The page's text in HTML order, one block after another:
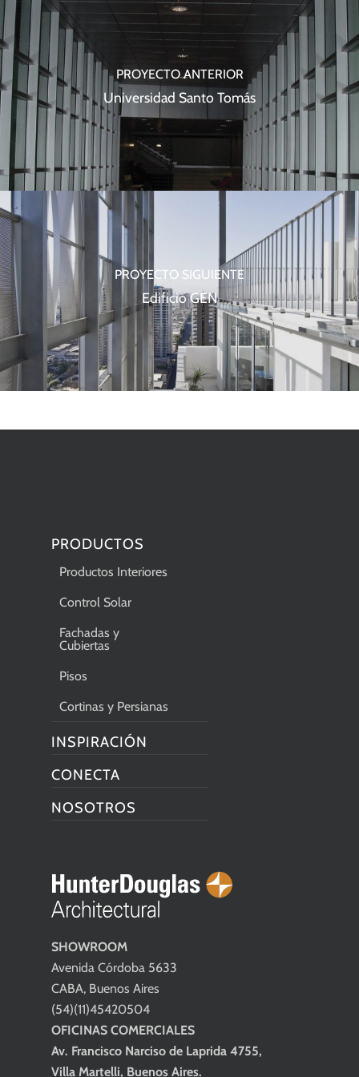
PROYECTO ANTERIOR
Universidad Santo Tomás
PROYECTO SIGUIENTE
Edificio GEN
SHOWROOM
Avenida Córdoba 5633
CABA, Buenos Aires
(54)(11)45420504
OFICINAS COMERCIALES
Av. Francisco Narciso de Laprida 4755,
Villa Martelli, Buenos Aires.
PRODUCTOS
Productos Interiores
Control Solar
Fachadas y
Cubiertas
Pisos
Cortinas y Persianas
INSPIRACIÓN
CONECTA
NOSOTROS